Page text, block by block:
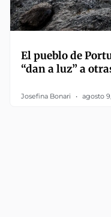
El pueblo de
“dan a luz” a
Josefina Bonari agosto